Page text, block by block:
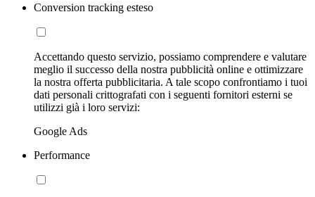
Conversion tracking esteso
Accettando questo servizio, possiamo comprendere e valutare
meglio il successo della nostra pubblicità online e ottimizzare
la nostra offerta pubblicitaria. A tale scopo confrontiamo i tuoi
dati personali crittografati con i seguenti fornitori esterni se
utilizzi già i loro servizi:
Google Ads
Performance